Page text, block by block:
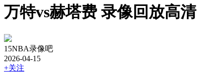
万特vs赫塔费 录像回放高清
15NBA录像吧
2026-04-15
+关注